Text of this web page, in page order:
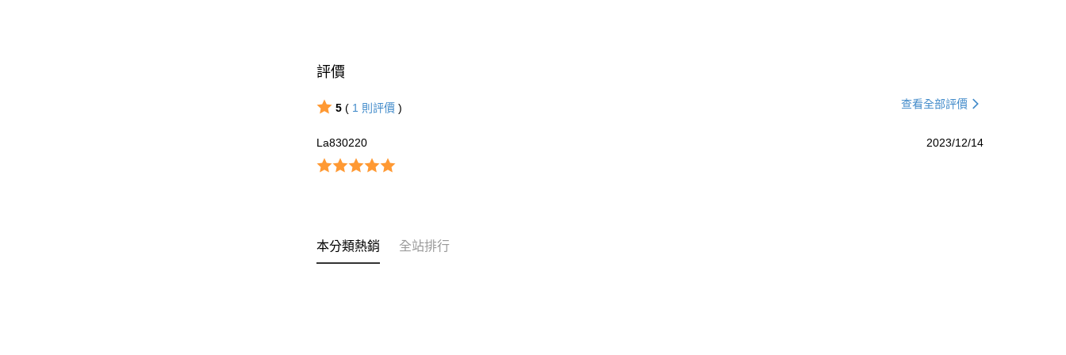
評價
5( 1 則評價 ) 查看全部評價
La830220 2023/12/14
本分類熱銷 全站排行